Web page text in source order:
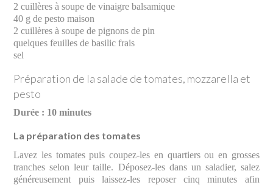
2 cuillères à soupe de vinaigre balsamique
40 g de pesto maison
2 cuillères à soupe de pignons de pin
quelques feuilles de basilic frais
sel
Préparation de la salade de tomates, mozzarella et
pesto
Durée : 10 minutes
La préparation des tomates
Lavez les tomates puis coupez-les en quartiers ou en grosses
tranches selon leur taille. Déposez-les dans un saladier, salez
généreusement puis laissez-les reposer cinq minutes afin